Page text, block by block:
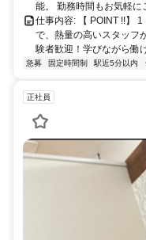
能。 勤務時間もお気軽に
仕事内容: 【 POINT !!】
で、熱量の高いスタッフ
験者歓迎！学びながら働
急募 固定時間制 駅近5分以内
正社員